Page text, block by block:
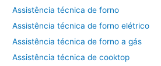
Assistência técnica de forno
Assistência técnica de forno elétrico
Assistência técnica de forno a gás
Assistência técnica de cooktop